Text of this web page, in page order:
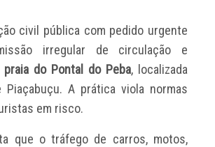
civil pública com pedido urgente
irregular de circulação e
praia do Pontal do Peba, localizada
Piaçabuçu. A prática viola normas
em risco.
que o tráfego de carros, motos,